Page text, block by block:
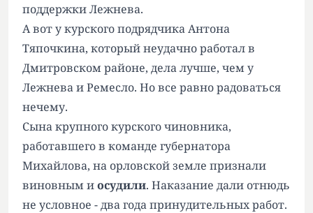
поддержки Лежнева.
А вот у курского подрядчика Антона
Тяпочкина, который неудачно работал в
Дмитровском районе, дела лучше, чем у
Лежнева и Ремесло. Но все равно радоваться
нечему.
Сына крупного курского чиновника,
работавшего в команде губернатора
Михайлова, на орловской земле признали
виновным иосудили. Наказание дали отнюдь
не условное - два года принудительных работ.